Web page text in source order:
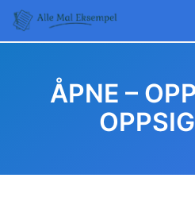
Skip
content
ÅPNE –